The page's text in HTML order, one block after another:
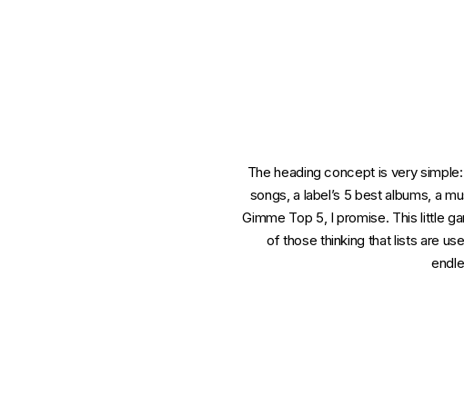
The heading concept is very
songs, a label’s 5 best albums, a
Gimme Top 5, I promise. This little
of those thinking that lists are